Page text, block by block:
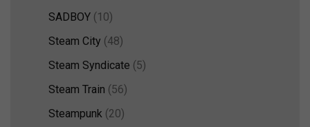
SADBOY (10)
Steam City (48)
Steam Syndicate (5)
Steam Train (56)
Steampunk (20)